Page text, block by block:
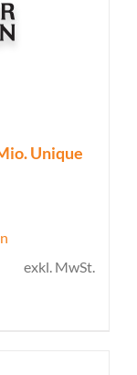
Unique
exkl. MwSt.